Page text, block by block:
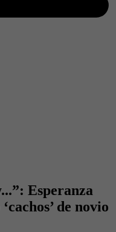
Esperanza
de novio